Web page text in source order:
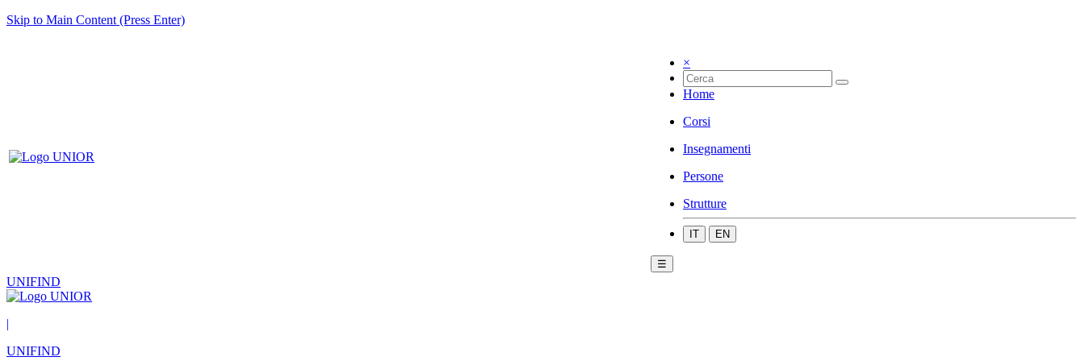
Skip to Main Content (Press Enter)
×
Home
Corsi
Insegnamenti
Persone
Strutture
IT EN
☰
UNIFIND
|
UNIFIND